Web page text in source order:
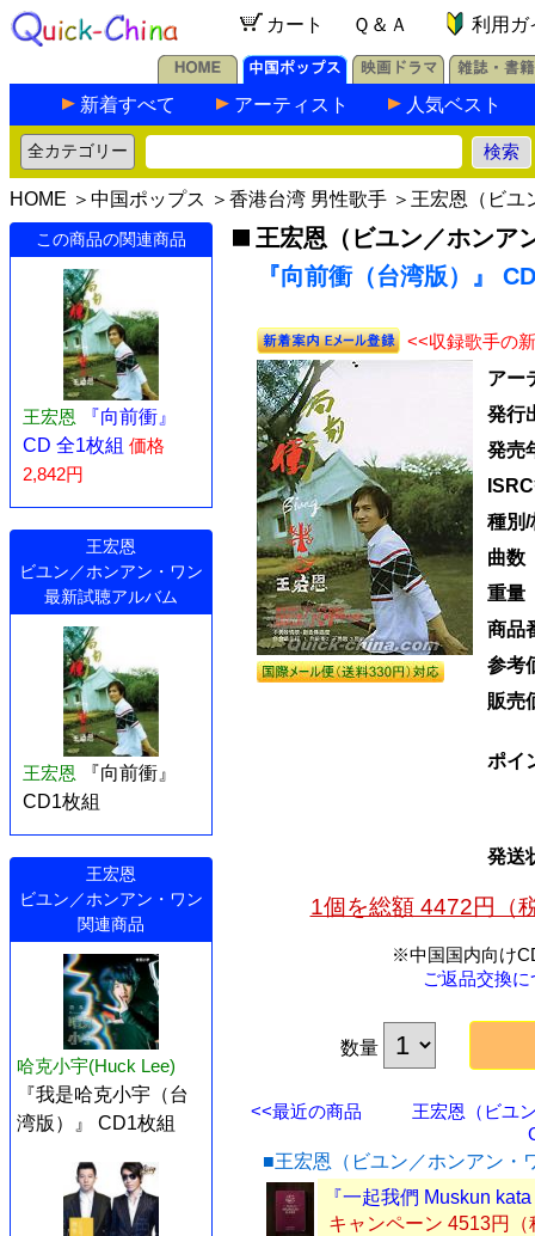
カート Ｑ＆Ａ 利用ガ
新着すべて アーティスト 人気ベスト
HOME ＞ 中国ポップス ＞ 香港台湾 男性歌手 ＞ 王宏恩（ビユ
この商品の関連商品
王宏恩
『向前衝』
CD 全1枚組 価格
2,842円
王宏恩
ビユン／ホンアン・ワン
最新試聴アルバム
王宏恩
『向前衝』
CD1枚組
王宏恩
ビユン／ホンアン・ワン
関連商品
哈克小宇(Huck Lee)
『我是哈克小宇（台
湾版）』 CD1枚組
王宏恩（ビユン／ホンア
『向前衝（台湾版）』
<<収録歌手の
アー
発行
発売
種別/
曲数
重量
商品
参考
販売
ポイ
発送
1個を総額 4472円（
※中国国内向け
ご返品交換
数量
<<最近の商品
王宏恩（ビユ
■王宏恩（ビユン／ホンアン・
『一起我們 Muskun
キャンペーン 4513円（